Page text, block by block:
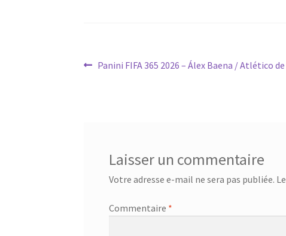
Navigation
Article
Panini FIFA 365 2026 – Álex Baena / Atlético
Laisser un commentaire
Votre adresse e-mail ne sera pas publiée.
Commentaire *